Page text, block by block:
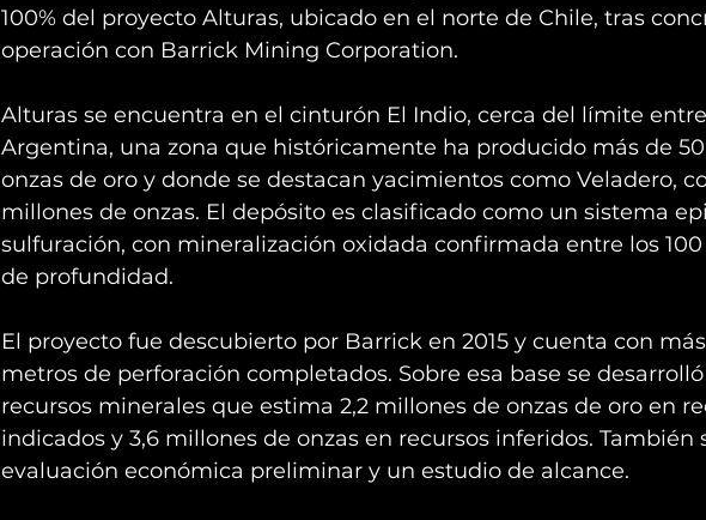
100% del proyecto Alturas, ubicado en el norte de Chile, tras
operación con Barrick Mining Corporation.
Alturas se encuentra en el cinturón El Indio, cerca del límite
Argentina, una zona que históricamente ha producido más de
onzas de oro y donde se destacan yacimientos como Veladero,
millones de onzas. El depósito es clasificado como un sistema
sulfuración, con mineralización oxidada confirmada entre los
de profundidad.
El proyecto fue descubierto por Barrick en 2015 y cuenta con
metros de perforación completados. Sobre esa base se
recursos minerales que estima 2,2 millones de onzas de oro en
indicados y 3,6 millones de onzas en recursos inferidos. También
evaluación económica preliminar y un estudio de alcance.